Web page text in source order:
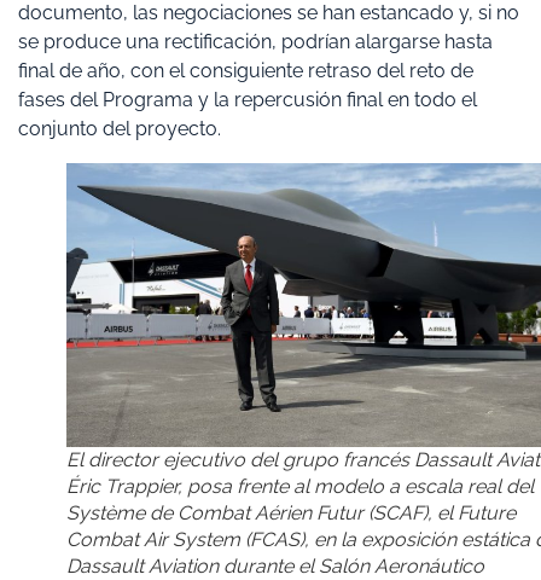
documento, las negociaciones se han estancado y, si no
se produce una rectificación, podrían alargarse hasta
final de año, con el consiguiente retraso del reto de
fases del Programa y la repercusión final en todo el
conjunto del proyecto.
El director ejecutivo del grupo francés Dassault
Éric Trappier, posa frente al modelo a escala real del
Système de Combat Aérien Futur (SCAF), el Future
Combat Air System (FCAS), en la exposición estática
Dassault Aviation durante el Salón Aeronáutico